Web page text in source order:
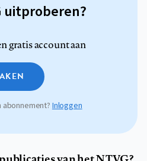
uitproberen?
gratis account aan
abonnement?Inloggen